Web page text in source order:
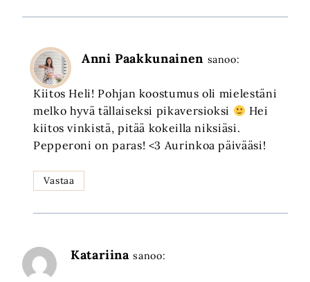
Anni Paakkunainen sanoo:
Kiitos Heli! Pohjan koostumus oli mielestäni
melko hyvä tällaiseksi pikaversioksi
Hei
kiitos vinkistä, pitää kokeilla niksiäsi.
Pepperoni on paras! <3 Aurinkoa päivääsi!
Vastaa
Katariina sanoo: